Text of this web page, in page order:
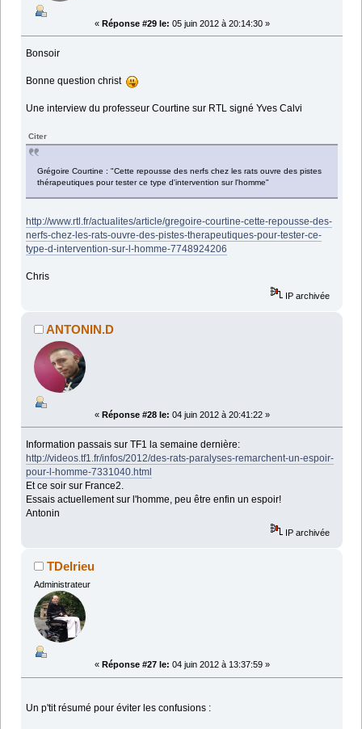
« Réponse #29 le: 05 juin 2012 à 20:14:30 »
Bonsoir
Bonne question christ
Une interview du professeur Courtine sur RTL signé Yves Calvi
Citer
Grégoire Courtine : "Cette repousse des nerfs chez les rats ouvre des pistes
thérapeutiques pour tester ce type d'intervention sur l'homme"
http://www.rtl.fr/actualites/article/gregoire-courtine-cette-repousse-des-
nerfs-chez-les-rats-ouvre-des-pistes-therapeutiques-pour-tester-ce-
type-d-intervention-sur-l-homme-7748924206
Chris
IP archivée
ANTONIN.D
« Réponse #28 le: 04 juin 2012 à 20:41:22 »
Information passais sur TF1 la semaine dernière:
http://videos.tf1.fr/infos/2012/des-rats-paralyses-remarchent-un-espoir-
pour-l-homme-7331040.html
Et ce soir sur France2.
Essais actuellement sur l'homme, peu être enfin un espoir!
Antonin
IP archivée
TDelrieu
Administrateur
« Réponse #27 le: 04 juin 2012 à 13:37:59 »
Un p'tit résumé pour éviter les confusions :